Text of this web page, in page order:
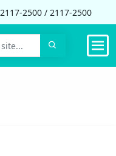
2117-2500 / 2117-2500